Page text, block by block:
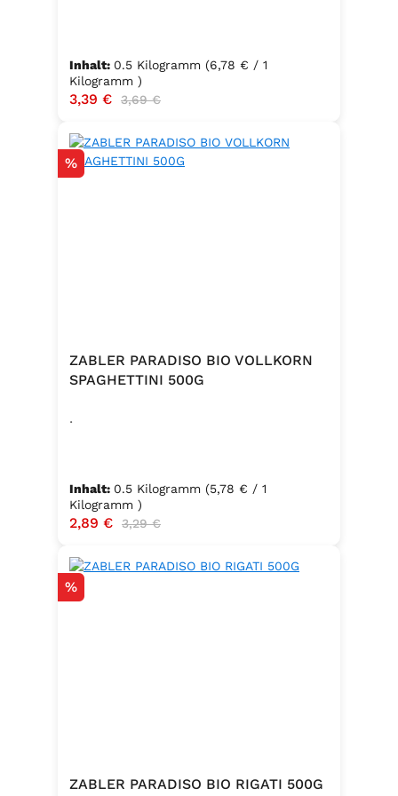
Hartweizengrieß, frische Eier
(Güteklasse A), Trinkwasser ✅
Hergestellt in Baden – Qualität seit
Inhalt: 0.5 Kilogramm (6,78 € / 1
Kilogramm )
Verkaufspreis:
3,39 € Regulärer Preis:
3,69 €
Rabatt
%
ZABLER PARADISO BIO VOLLKORN
SPAGHETTINI 500G
.
Inhalt: 0.5 Kilogramm (5,78 € / 1
Kilogramm )
Verkaufspreis:
2,89 € Regulärer Preis:
3,29 €
Rabatt
%
ZABLER PARADISO BIO RIGATI 500G